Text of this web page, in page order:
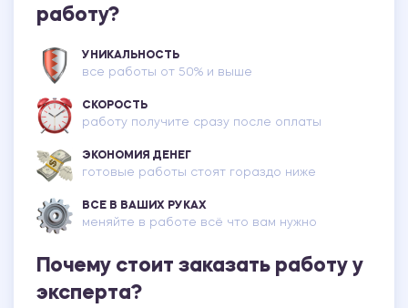
работу?
УНИКАЛЬНОСТЬ
все работы от 50% и выше
СКОРОСТЬ
работу получите сразу после оплаты
ЭКОНОМИЯ ДЕНЕГ
готовые работы стоят гораздо ниже
ВСЕ В ВАШИХ РУКАХ
меняйте в работе всё что вам нужно
Почему стоит заказать работу у
эксперта?